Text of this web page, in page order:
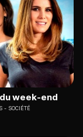
week-end
SOCIÉTÉ